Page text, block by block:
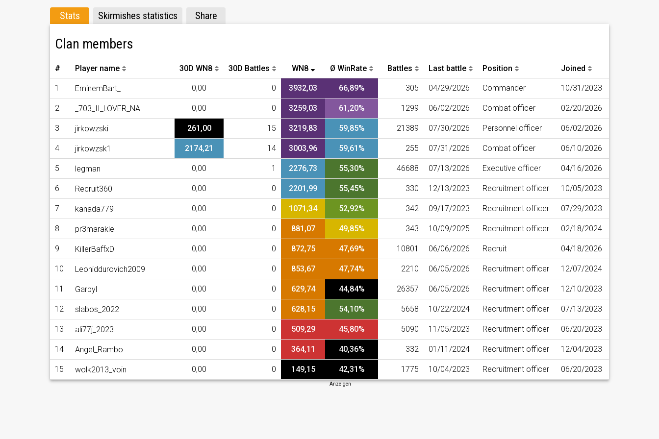
Stats Skirmishes statistics Share
Clan members
# Player name 30D WN8 30D Battles WN8 Ø WinRate Battles Last battle Position Joined
1 EminemBart_ 0,00 0 3932,03 66,89% 305 04/29/2026 Commander 10/31/2023
2 _703_II_LOVER_NA 0,00 0 3259,03 61,20% 1299 06/02/2026 Combat officer 02/20/2026
3 jirkowzski 261,00 15 3219,83 59,85% 21389 07/30/2026 Personnel officer 06/02/2026
4 jirkowzsk1 2174,21 14 3003,96 59,61% 255 07/31/2026 Combat officer 06/10/2026
5 legman 0,00 1 2276,73 55,30% 46688 07/13/2026 Executive officer 04/16/2026
6 Recruit360 0,00 0 2201,99 55,45% 330 12/13/2023 Recruitment officer 10/05/2023
7 kanada779 0,00 0 1071,34 52,92% 342 09/17/2023 Recruitment officer 07/29/2023
8 pr3marakle 0,00 0 881,07 49,85% 343 10/09/2025 Recruitment officer 02/18/2024
9 KillerBaffxD 0,00 0 872,75 47,69% 10801 06/06/2026 Recruit 04/18/2026
10 Leoniddurovich2009 0,00 0 853,67 47,74% 2210 06/05/2026 Recruitment officer 12/07/2024
11 Garbyl 0,00 0 629,74 44,84% 26357 06/05/2026 Recruitment officer 12/10/2023
12 slabos_2022 0,00 0 628,15 54,10% 5658 10/22/2024 Recruitment officer 07/13/2023
13 ali77j_2023 0,00 0 509,29 45,80% 5090 11/05/2023 Recruitment officer 06/20/2023
14 Angel_Rambo 0,00 0 364,11 40,36% 332 01/11/2024 Recruitment officer 12/04/2023
15 wolk2013_voin 0,00 0 149,15 42,31% 1775 10/04/2023 Recruitment officer 06/20/2023
Anzeigen